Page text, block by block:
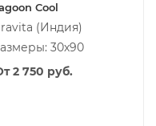
Cool
(Индия)
30х90
2 750 руб.